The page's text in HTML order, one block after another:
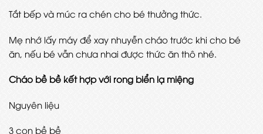
Tắt bếp và múc ra chén cho bé thưởng thức.
Mẹ nhớ lấy máy để xay nhuyễn cháo trước khi cho bé
ăn, nếu bé vẫn chưa nhai được thức ăn thô nhé.
Cháo bề bề kết hợp với rong biển lạ miệng
Nguyên liệu
3 con bề bề